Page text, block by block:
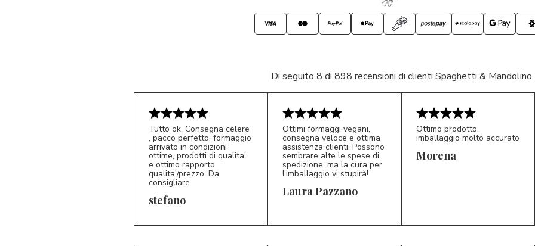
Di seguito 8 di 898 recensioni di clienti Spaghetti & Mandolino
S*
Tutto ok. Consegna celere
, pacco perfetto, formaggio
arrivato in condizioni
ottime, prodotti di qualita'
e ottimo rapporto
qualita'/prezzo. Da
consigliare
stefano LP 5/5
Ottimi formaggi vegani,
consegna veloce e ottima
assistenza clienti. Possono
sembrare alte le spese di
spedizione, ma la cura per
l’imballaggio vi stupirà!
Laura Pazzano
Ottimo prodotto,
imballaggio molto accurato
Morena